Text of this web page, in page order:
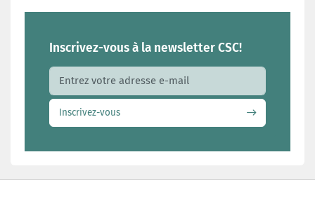
Inscrivez-vous à la newsletter CSC!
Adresse e-mail
Inscrivez-vous